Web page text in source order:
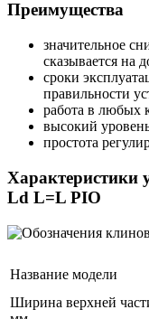
Преимущества
значительное
сказывается на
сроки
правильности
работа в любых
высокий
простота
Характеристики
Ld L=L PIO
Название модели
Ширина верхней